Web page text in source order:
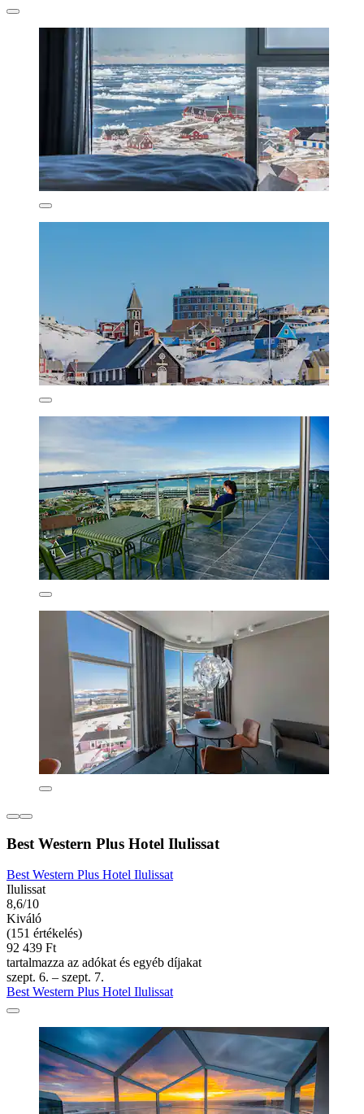
Best Western Plus Hotel Ilulissat
Best Western Plus Hotel Ilulissat
Ilulissat
8,6/10
Kiváló
(151 értékelés)
92 439 Ft
tartalmazza az adókat és egyéb díjakat
szept. 6. – szept. 7.
Best Western Plus Hotel Ilulissat